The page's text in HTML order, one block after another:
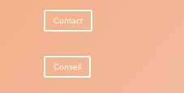
Contact
Conseil